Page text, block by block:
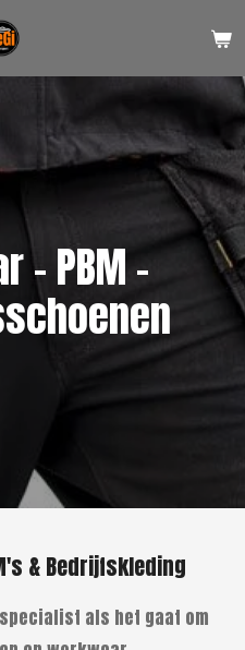
- PBM -
& Bedrijfskleding
als het gaat om